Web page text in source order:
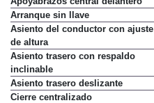
Arranque sin llave
Asiento del conductor con ajuste
de altura
Asiento trasero con respaldo
inclinable
Asiento trasero deslizante
Cierre centralizado